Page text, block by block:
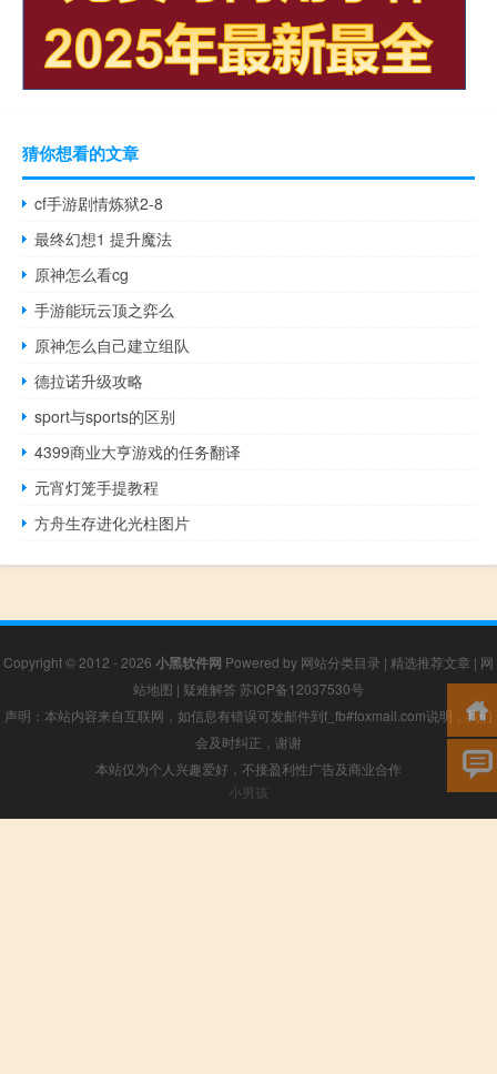
猜你想看的文章
cf手游剧情炼狱2-8
最终幻想1 提升魔法
原神怎么看cg
手游能玩云顶之弈么
原神怎么自己建立组队
德拉诺升级攻略
sport与sports的区别
4399商业大亨游戏的任务翻译
元宵灯笼手提教程
方舟生存进化光柱图片
Copyright © 2012 - 2026 小黑软件网 Powered by 网站分类目录 | 精选推荐文章 | 网
站地图 | 疑难解答 苏ICP备12037530号
声明：本站内容来自互联网，如信息有错误可发邮件到f_fb#foxmail.com说明，我们
会及时纠正，谢谢
本站仅为个人兴趣爱好，不接盈利性广告及商业合作
小男孩